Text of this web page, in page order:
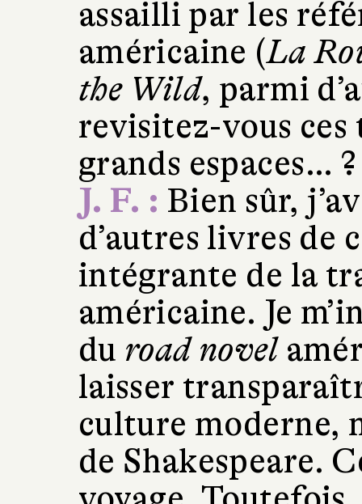
assailli par les
américaine (La
the Wild, parmi
revisitez-vous ces
grands espaces… ?
J. F. : Bien sûr,
d’autres livres de
intégrante de la
américaine. Je
du road novel
laisser
culture moderne,
de Shakespeare.